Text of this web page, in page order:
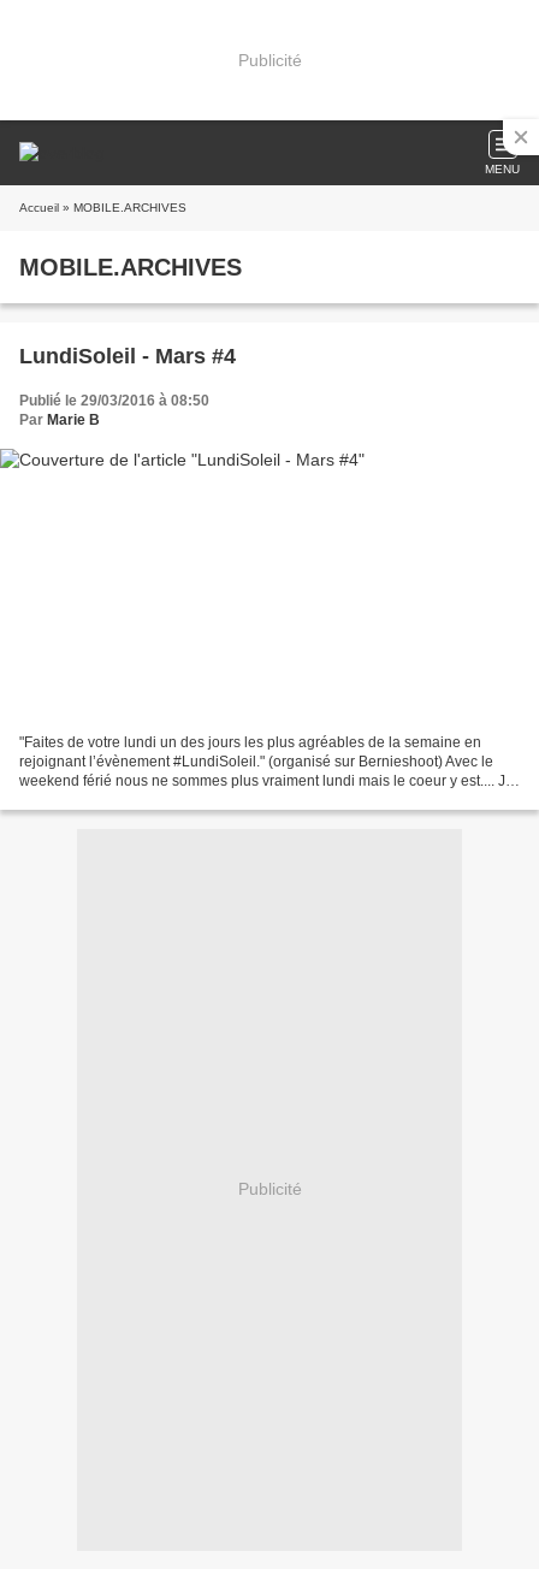
Publicité
MENU
Accueil » MOBILE.ARCHIVES
MOBILE.ARCHIVES
LundiSoleil - Mars #4
Publié le 29/03/2016 à 08:50
Par Marie B
"Faites de votre lundi un des jours les plus agréables de la semaine en
rejoignant l’évènement #LundiSoleil." (organisé sur Bernieshoot) Avec le
weekend férié nous ne sommes plus vraiment lundi mais le coeur y est.... Je
Publicité